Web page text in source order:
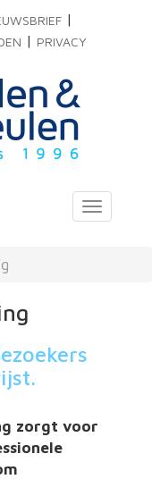
|
| PRIVACY
Toggle
zorgt voor